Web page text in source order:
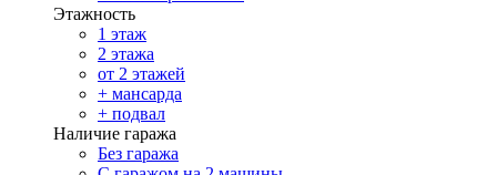
Этажность
1 этаж
2 этажа
от 2 этажей
+ мансарда
+ подвал
Наличие гаража
Без гаража